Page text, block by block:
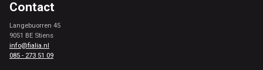
Contact
Langebuorren 45
9051 BE Stiens
info@fialia.nl
085 - 273 51 09